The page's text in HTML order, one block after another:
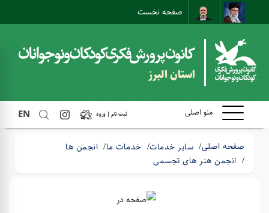
صفحه نخست
ارتباط با ما
نقشه سایت
استان البرز
منو اصلی EN ثبت نام | ورود
صفحه اصلی سایر خدمات خدمات ما
انجمن ها
انجمن هنر های تجسمی